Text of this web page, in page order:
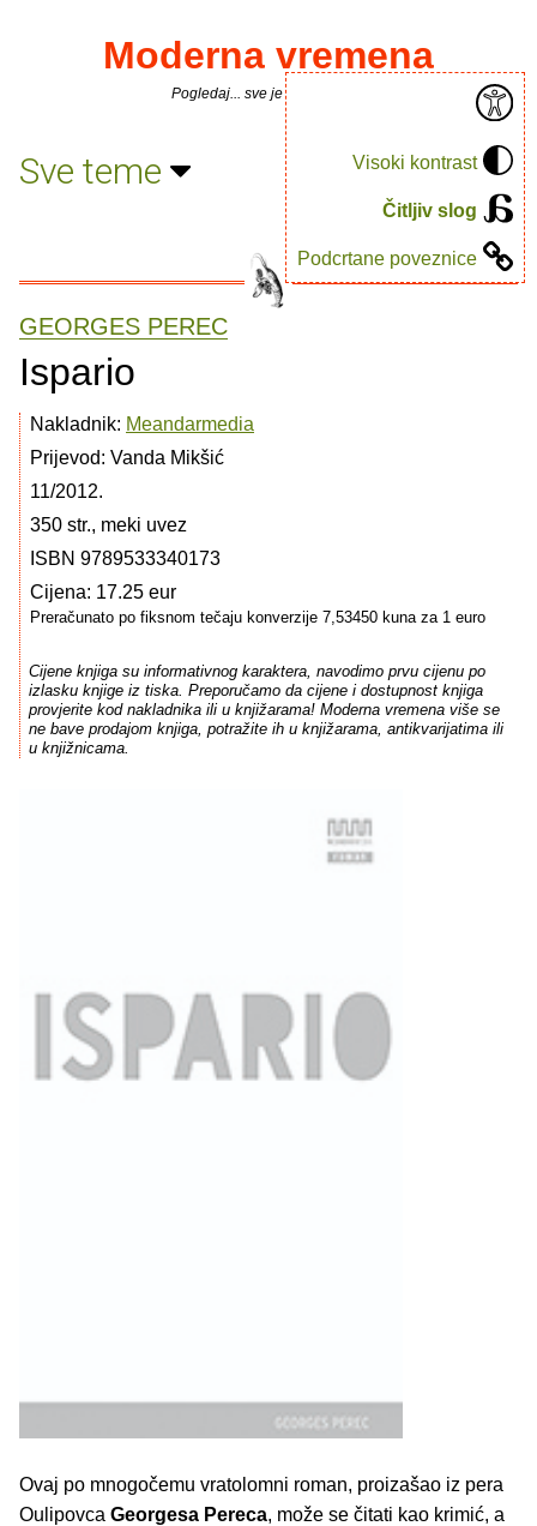
Visoki kontrast
Čitljiv slog
Podcrtane poveznice
Moderna vremena
Pogledaj... sve je puno knjiga.
Sve teme
GEORGES PEREC
Ispario
Nakladnik: Meandarmedia
Prijevod: Vanda Mikšić
11/2012.
350 str., meki uvez
ISBN 9789533340173
Cijena: 17.25 eur
Preračunato po fiksnom tečaju konverzije 7,53450 kuna za 1 euro
Cijene knjiga su informativnog karaktera, navodimo prvu cijenu po
izlasku knjige iz tiska. Preporučamo da cijene i dostupnost knjiga
provjerite kod nakladnika ili u knjižarama! Moderna vremena više se
ne bave prodajom knjiga, potražite ih u knjižarama, antikvarijatima ili
u knjižnicama.
Ovaj po mnogočemu vratolomni roman, proizašao iz pera
Oulipovca Georgesa Pereca, može se čitati kao krimić, a